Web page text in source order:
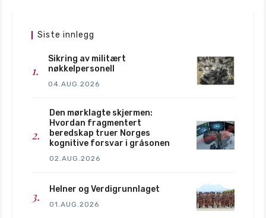
Siste innlegg
Sikring av militært
nøkkelpersonell
04.AUG.2026
Den mørklagte skjermen:
Hvordan fragmentert
beredskap truer Norges
kognitive forsvar i gråsonen
02.AUG.2026
Helner og Verdigrunnlaget
01.AUG.2026